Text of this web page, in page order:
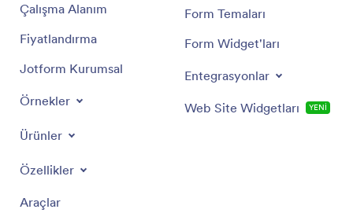
Çalışma Alanım
Fiyatlandırma
Jotform Kurumsal
Örnekler
Ürünler
Özellikler
Araçlar
Form Temaları
Form Widget'ları
Entegrasyonlar
Web Site Widgetları YENİ